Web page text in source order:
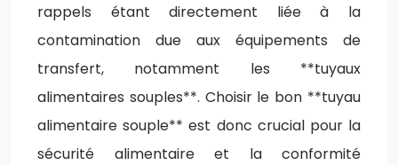
rappels étant directement liée à la
contamination due aux équipements de
transfert, notamment les **tuyaux
alimentaires souples**. Choisir le bon **tuyau
alimentaire souple** est donc crucial pour la
sécurité alimentaire et la conformité